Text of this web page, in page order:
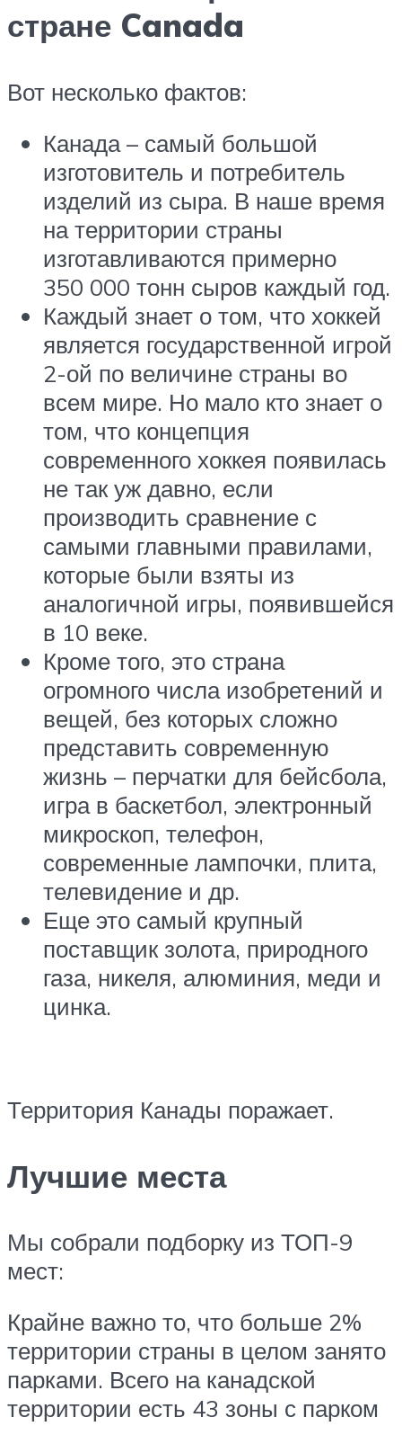
стране Canada
Вот несколько фактов:
Канада – самый большой
изготовитель и потребитель
изделий из сыра. В наше время
на территории страны
изготавливаются примерно
350 000 тонн сыров каждый год.
Каждый знает о том, что хоккей
является государственной игрой
2-ой по величине страны во
всем мире. Но мало кто знает о
том, что концепция
современного хоккея появилась
не так уж давно, если
производить сравнение с
самыми главными правилами,
которые были взяты из
аналогичной игры, появившейся
в 10 веке.
Кроме того, это страна
огромного числа изобретений и
вещей, без которых сложно
представить современную
жизнь – перчатки для бейсбола,
игра в баскетбол, электронный
микроскоп, телефон,
современные лампочки, плита,
телевидение и др.
Еще это самый крупный
поставщик золота, природного
газа, никеля, алюминия, меди и
цинка.
Территория Канады поражает.
Лучшие места
Мы собрали подборку из ТОП-9
мест:
Крайне важно то, что больше 2%
территории страны в целом занято
парками. Всего на канадской
территории есть 43 зоны с парком